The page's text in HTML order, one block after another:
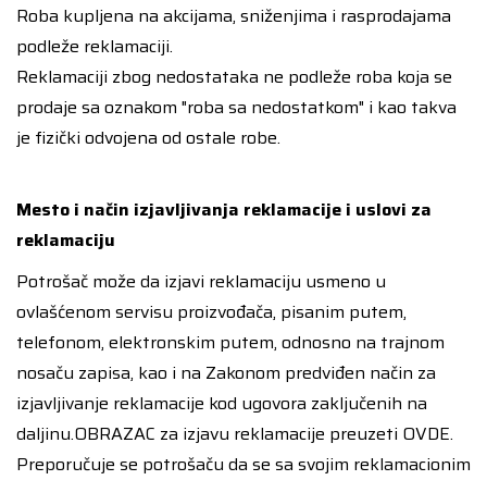
Roba kupljena na akcijama, sniženjima i rasprodajama
podleže reklamaciji.
Reklamaciji zbog nedostataka ne podleže roba koja se
prodaje sa oznakom "roba sa nedostatkom" i kao takva
je fizički odvojena od ostale robe.
Mesto i način izjavljivanja reklamacije i uslovi za
reklamaciju
Potrošač može da izjavi reklamaciju usmeno u
ovlašćenom servisu proizvođača, pisanim putem,
telefonom, elektronskim putem, odnosno na trajnom
nosaču zapisa, kao i na Zakonom predviđen način za
izjavljivanje reklamacije kod ugovora zaključenih na
daljinu.OBRAZAC za izjavu reklamacije preuzeti OVDE.
Preporučuje se potrošaču da se sa svojim reklamacionim